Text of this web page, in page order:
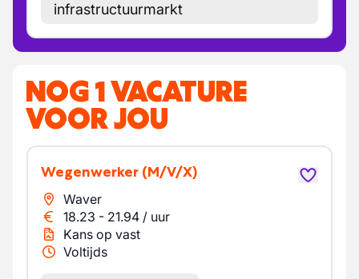
infrastructuurmarkt
NOG 1 VACATURE
VOOR JOU
Wegenwerker (M/V/X)
Waver
18.23 - 21.94 / uur
Kans op vast
Voltijds